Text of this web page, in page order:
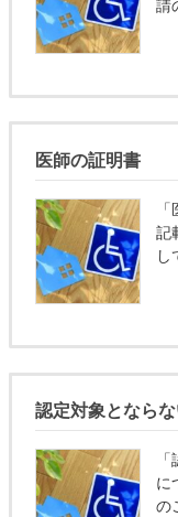
請
医師の証明書
記
し
認定対象となら
に
の